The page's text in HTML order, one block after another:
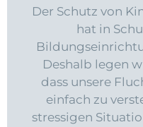
Der Schutz von
hat in
Deshalb legen
dass unsere
einfach zu
stressigen